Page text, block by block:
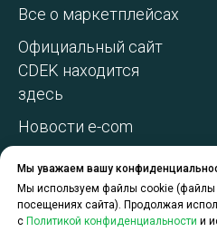
Мы уважаем вашу
Мы используем файлы cookie
посещениях сайта). Продолжая
с Политикой конфиденциальности и
Все о маркетплейсах
Официальный сайт
CDEK находится
здесь
Новости e-com
Акции и
спецпредложения